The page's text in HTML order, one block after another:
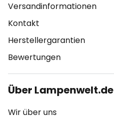
Versandinformationen
Kontakt
Herstellergarantien
Bewertungen
Über Lampenwelt.de
Wir über uns